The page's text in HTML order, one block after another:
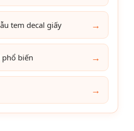
tem decal giấy →
phổ biến →
→